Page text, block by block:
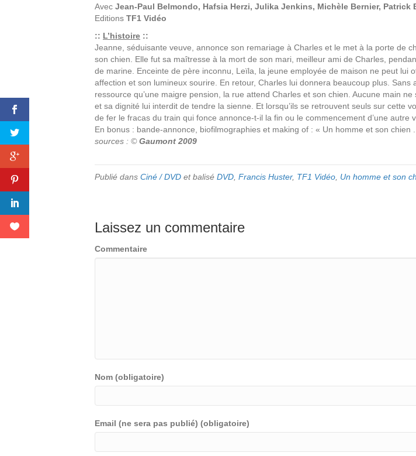
Avec Jean-Paul Belmondo, Hafsia Herzi, Julika Jenkins, Michèle Bernier, Patrick
Editions TF1 Vidéo
:: L’histoire ::
Jeanne, séduisante veuve, annonce son remariage à Charles et le met à la porte de
son chien. Elle fut sa maîtresse à la mort de son mari, meilleur ami de Charles,
de marine. Enceinte de père inconnu, Leïla, la jeune employée de maison ne peut lui
affection et son lumineux sourire. En retour, Charles lui donnera beaucoup plus. Sans
ressource qu’une maigre pension, la rue attend Charles et son chien. Aucune main ne
et sa dignité lui interdit de tendre la sienne. Et lorsqu’ils se retrouvent seuls sur cette
de fer le fracas du train qui fonce annonce-t-il la fin ou le commencement d’une autre
En bonus : bande-annonce, biofilmographies et making of : « Un homme et son chien .
sources : ©Gaumont 2009
Publié dans Ciné / DVD et balisé DVD Francis Huster, TF1 Vidéo Un homme et son
Laissez un commentaire
Commentaire
Nom (obligatoire)
Email (ne sera pas publié) (obligatoire)